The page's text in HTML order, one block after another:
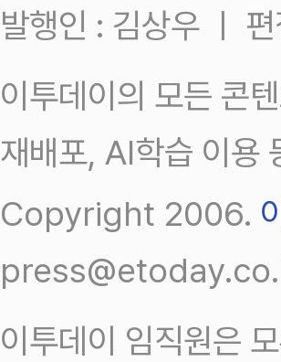
발행인 : 김상우 ㅣ
이투데이의 모든 콘
재배포, AI학습 이용
Copyright 2006.
이투데이 임직원은